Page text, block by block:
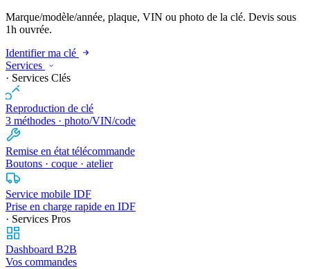
Marque/modèle/année, plaque, VIN ou photo de la clé. Devis sous
1h ouvrée.
Identifier ma clé
Services
· Services Clés
Reproduction de clé
3 méthodes · photo/VIN/code
Remise en état télécommande
Boutons · coque · atelier
Service mobile IDF
Prise en charge rapide en IDF
· Services Pros
Dashboard B2B
Vos commandes